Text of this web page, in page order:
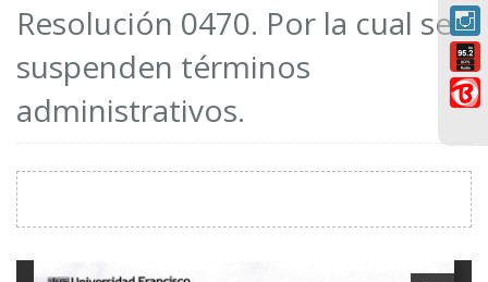
Resolución 0470. Por la cual se
suspenden términos
administrativos.